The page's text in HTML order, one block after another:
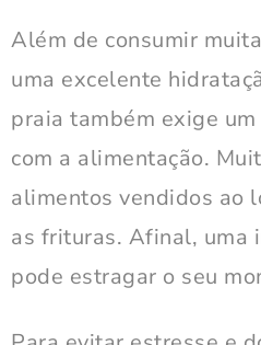
Além de consumir
uma excelente
praia também exige
com a alimentação.
alimentos vendidos ao
as frituras. Afinal, uma
pode estragar o seu